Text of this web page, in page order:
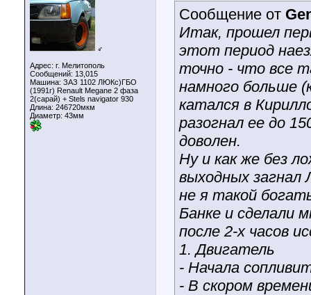
♂
Адрес: г. Мелитополь
Сообщений: 13,015
Машина: ЗАЗ 1102 ЛЮКс)ГБО
(1991г) Renault Megane 2 фаза
2(сарай) + Stels navigator 930
Длина: 246720мкм
Диаметр: 43мм
Сообщение от
Итак, прошел
этот период
точно - что все
намного больше
катался в
разогнал ее до
доволен.
Ну и как же без
выходных
не я такой
Банке и сделали
после 2-х часов
1. Двигатель
- Начала
- В скором